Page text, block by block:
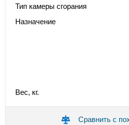
Тип камеры сгорания
Назначение
Вес, кг.
Сравнить с